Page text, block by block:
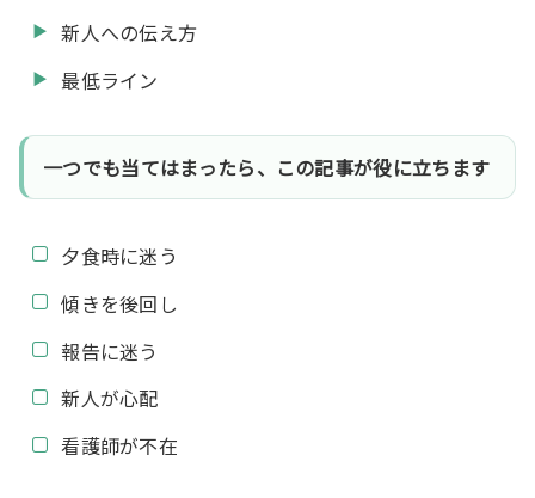
新人への伝え方
最低ライン
一つでも当てはまったら、この記事が役に立ちます
夕食時に迷う
傾きを後回し
報告に迷う
新人が心配
看護師が不在